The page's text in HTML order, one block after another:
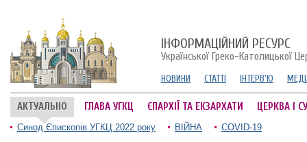
ІНФОРМАЦІЙНИЙ РЕСУРС
Української Греко-Католицької
НОВИНИ СТАТТІ ІНТЕРВ'Ю
АКТУАЛЬНО ГЛАВА УГКЦ ЄПАРХІЇ ТА ЕКЗАРХАТИ ЦЕРКВА І
Синод Єпископів УГКЦ 2022 року ВІЙНА COVID-19